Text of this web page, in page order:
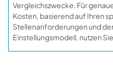
Vergleichszwecke. Für
Kosten, basierend auf Ihren
Stellenanforderungen und
Einstellungsmodell, nutzen